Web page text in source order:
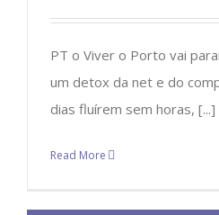
PT o Viver o Porto vai
um detox da net e do
dias fluírem sem horas, [...]
Read More